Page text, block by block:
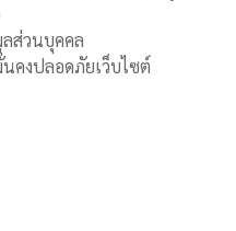
ส่วนบุคคล
คงปลอดภัยเว็บไซต์